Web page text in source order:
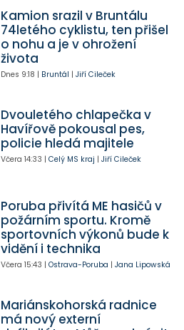
Kamion srazil v Bruntálu
74letého cyklistu, ten přišel
o nohu a je v ohrožení
života
Dnes 9:18 | Bruntál | Jiří Cileček
Dvouletého chlapečka v
Havířově pokousal pes,
policie hledá majitele
Včera 14:33 | Celý MS kraj | Jiří Cileček
Poruba přivítá ME hasičů v
požárním sportu. Kromě
sportovních výkonů bude k
vidění i technika
Včera 15:43 | Ostrava-Poruba | Jana Lipowská
Mariánskohorská radnice
má nový externí